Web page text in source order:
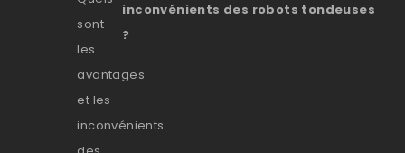
inconvénients des robots tondeuses
?